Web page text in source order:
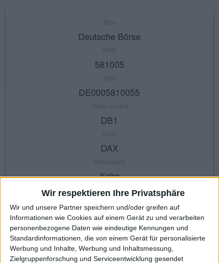
Wir respektieren Ihre Privatsphäre
Wir und unsere Partner speichern und/oder greifen auf
Informationen wie Cookies auf einem Gerät zu und verarbeiten
personenbezogene Daten wie eindeutige Kennungen und
Standardinformationen, die von einem Gerät für personalisierte
Werbung und Inhalte, Werbung und Inhaltsmessung,
Zielgruppenforschung und Serviceentwicklung gesendet
Aktie
Deutsche Börse
WKN
581005
ISIN
DE0005810055
Ticker-Symbol
DB1
Index
DAX
Börsenplatz
Xetra
KAUF VERKAUF
Made with ❤ von BGFL